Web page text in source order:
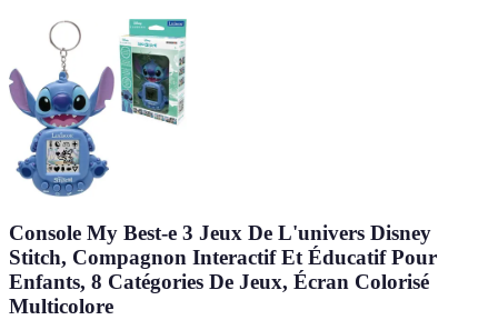
Console My Best-e 3 Jeux De L'univers Disney
Stitch, Compagnon Interactif Et Éducatif Pour
Enfants, 8 Catégories De Jeux, Écran Colorisé
Multicolore